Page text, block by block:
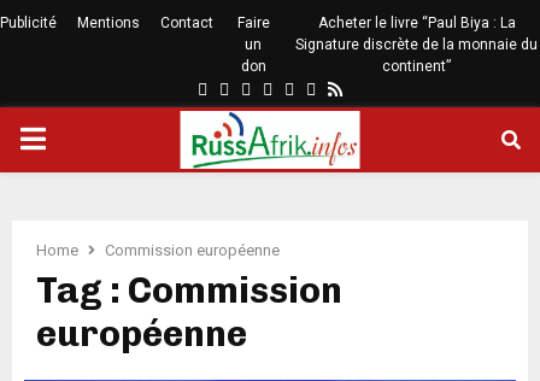
Publicité Mentions Contact
Faire
un
don
Acheter le livre “Paul Biya : La
Signature discrète de la monnaie du
continent”
Home Commission européenne
Tag : Commission
européenne